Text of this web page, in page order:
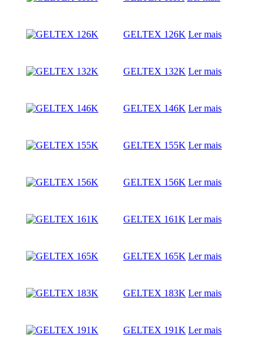
GELTEX 126K Ler mais
GELTEX 132K Ler mais
GELTEX 146K Ler mais
GELTEX 155K Ler mais
GELTEX 156K Ler mais
GELTEX 161K Ler mais
GELTEX 165K Ler mais
GELTEX 183K Ler mais
GELTEX 191K Ler mais